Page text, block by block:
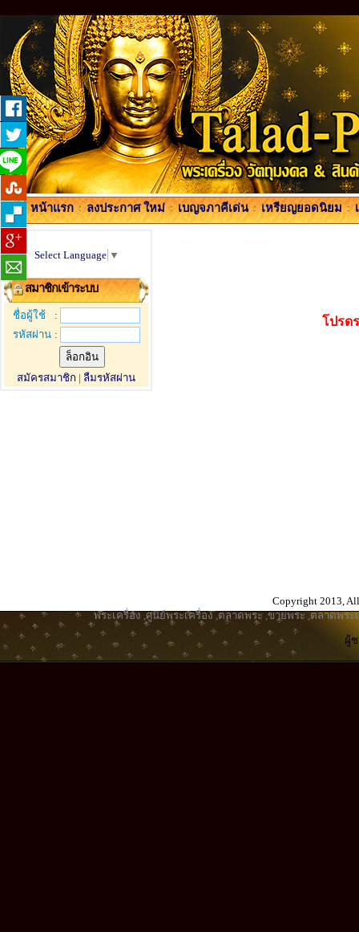
หน้าแรก : ลงประกาศ ใหม่ : เบญจภาคีเด่น : เหรียญยอดนิยม :
Select Language ▼
สมาชิกเข้าระบบ
ชื่อผู้ใช้
:
รหัสผ่าน :
สมัครสมาชิก | ลืมรหัสผ่าน
โปรด
Copyright 2013,
พระเครื่อง ,ศูนย์พระเครื่อง,ตลาดพระ ,ขายพระ ,ตลาดพระ
ผู้